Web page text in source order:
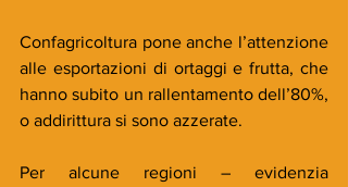
Confagricoltura pone anche l’attenzione
alle esportazioni di ortaggi e frutta, che
hanno subito un rallentamento dell’80%,
o addirittura si sono azzerate.
Per alcune regioni – evidenzia